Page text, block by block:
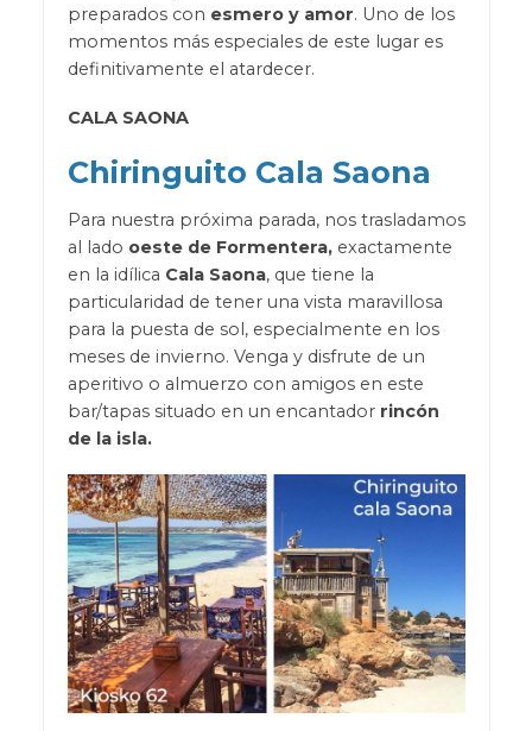
preparados con esmero y amor. Uno de los
momentos más especiales de este lugar es
definitivamente el atardecer.
CALA SAONA
Chiringuito Cala Saona
Para nuestra próxima parada, nos trasladamos
al lado oeste de Formentera,exactamente
en la idílica Cala Saona, que tiene la
particularidad de tener una vista maravillosa
para la puesta de sol, especialmente en los
meses de invierno. Venga y disfrute de un
aperitivo o almuerzo con amigos en este
bar/tapas situado en un encantador rincón
de la isla.